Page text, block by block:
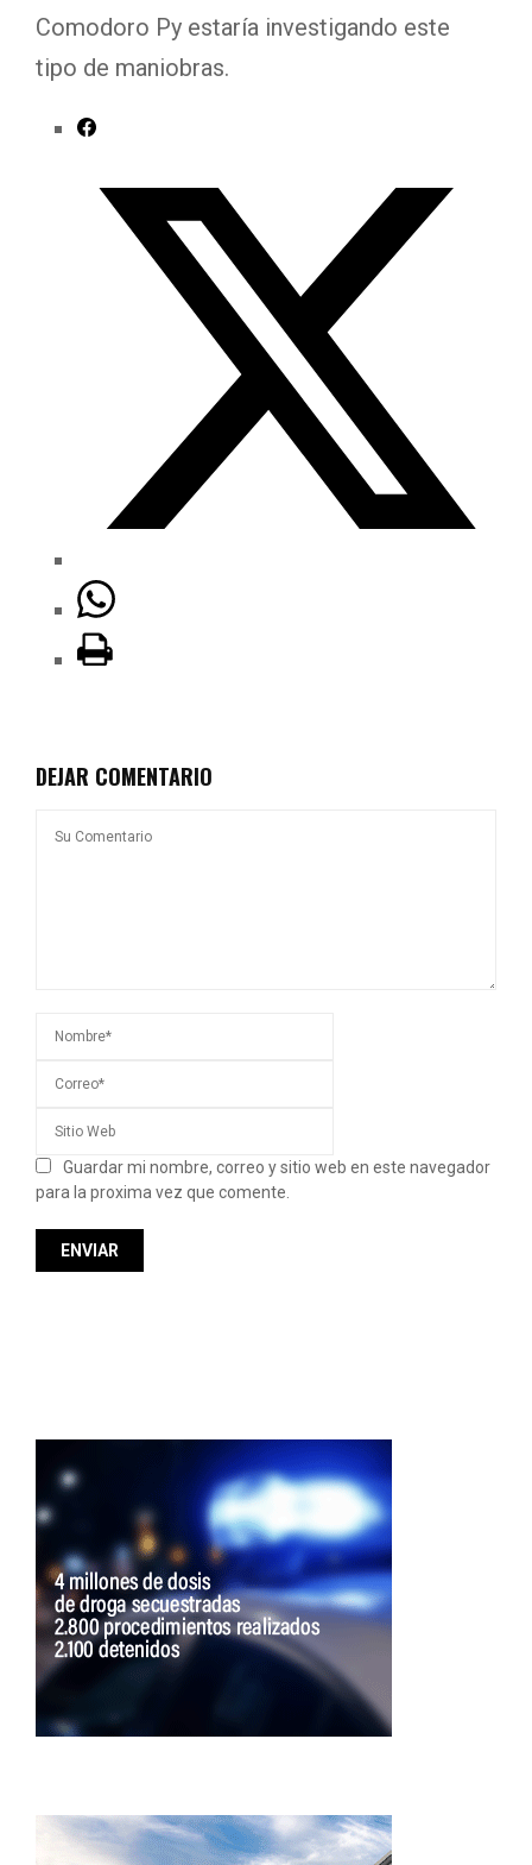
Comodoro Py estaría investigando este
tipo de maniobras.
DEJAR COMENTARIO
Guardar mi nombre, correo y sitio web en este navegador
para la proxima vez que comente.